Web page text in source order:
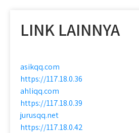
LINK LAINNYA
asikqq.com
https://117.18.0.36
ahliqq.com
https://117.18.0.39
jurusqq.net
https://117.18.0.42